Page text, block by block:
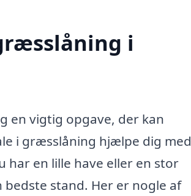
i
en vigtig opgave, der kan
i græsslåning hjælpe dig med
en lille have eller en stor
stand. Her er nogle af